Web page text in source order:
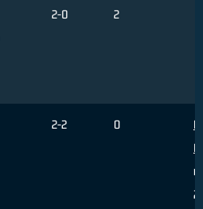
2-0 2
2-2 0
2